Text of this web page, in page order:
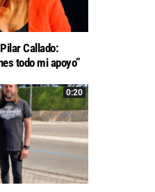
Callado:
todo mi apoyo”
0:20